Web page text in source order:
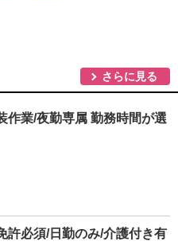
さらに見る
作業/夜勤専属 勤務時間が選
許必須/日勤のみ/介護付き有